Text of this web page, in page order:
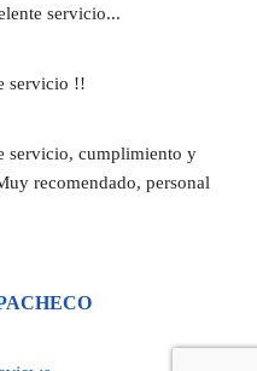
servicio...
servicio !!
servicio, cumplimiento y
recomendado, personal